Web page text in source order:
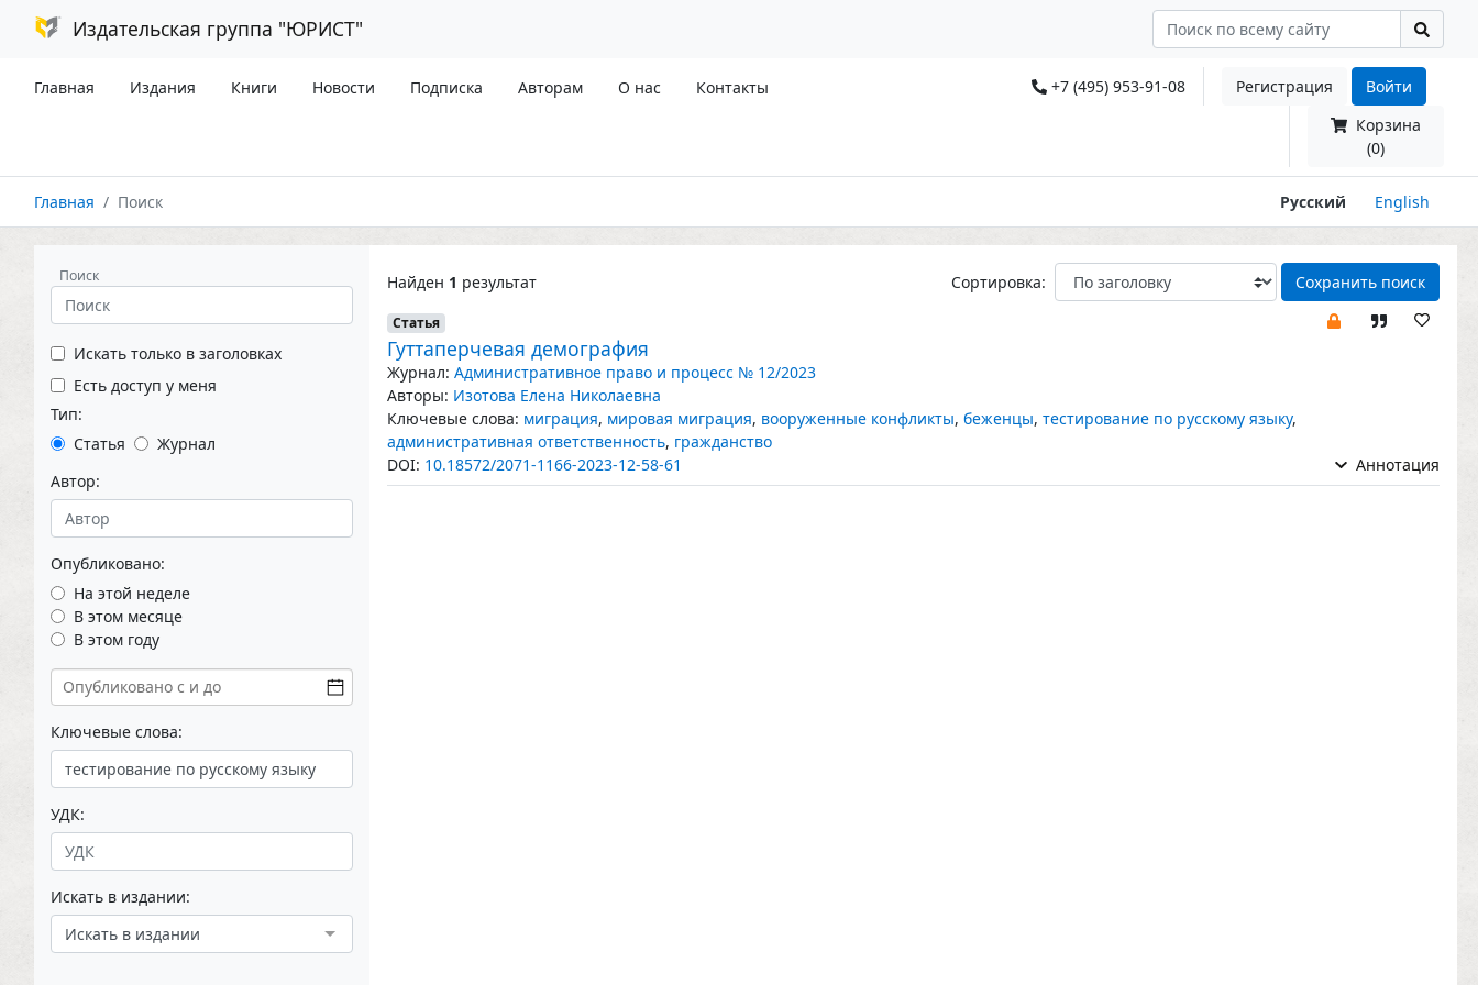
Издательская группа "ЮРИСТ"
Главная Издания Книги Новости Подписка Авторам О нас Контакты +7 (495) 953-91-08 Регистрация
Войти
Корзина
(0)
Главная Поиск Русский English
Поиск
Искать только в заголовках
Есть доступ у меня
Тип:
Статья
Журнал
Автор:
Опубликовано:
На этой неделе
В этом месяце
В этом году
Ключевые слова:
УДК:
Искать в издании:
Искать в издании
Найден 1 результат Сортировка: Сохранить поиск
Статья
Гуттаперчевая демография
Журнал: Административное право и процесс № 12/2023
Авторы: Изотова Елена Николаевна
Ключевые слова: миграция, мировая миграция, вооруженные конфликты, беженцы, тестирование по русскому языку,
административная ответственность, гражданство
DOI: 10.18572/2071-1166-2023-12-58-61 Аннотация